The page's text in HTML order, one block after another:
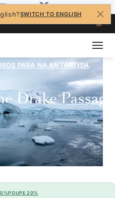
SWITCH TO ENGLISH
PARA NA ANTÁRTIDA
Drake Passage
POUPE 20%